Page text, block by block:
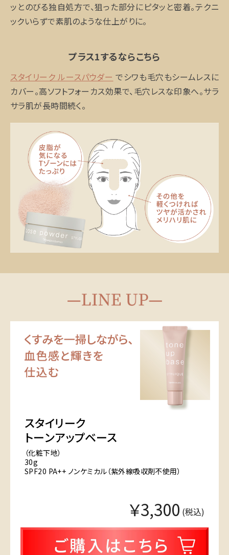
ッとのびる独自処方で、狙った部分にピタッと密着。テクニ
ックいらずで素肌のような仕上がりに。
プラス1するならこちら
スタイリーク ルースパウダー でシワも毛穴もシームレスに
カバー。高ソフトフォーカス効果で、毛穴レスな印象へ。サラ
サラ肌が長時間続く。
スタイリーク
トーンアップベース
（化粧下地）
30g
SPF20 PA++ ノンケミカル（紫外線吸収剤不使用）
￥3,300 (税込)